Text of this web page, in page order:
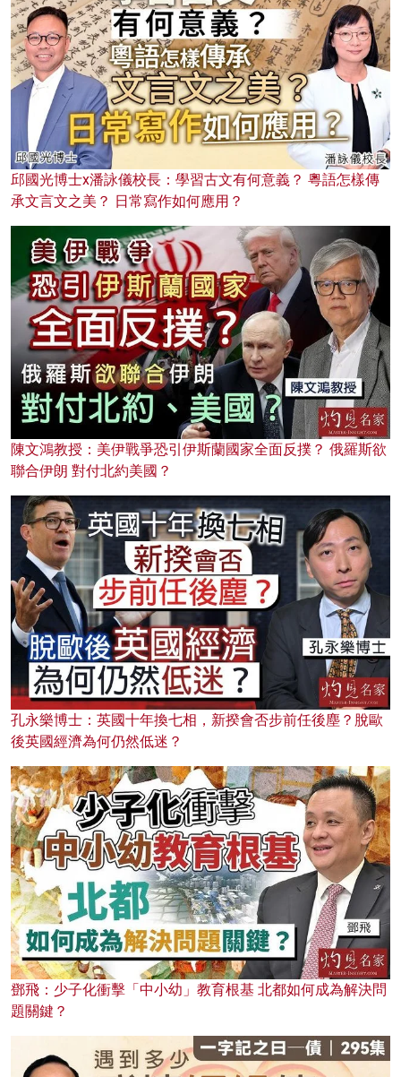
邱國光博士x潘詠儀校長：學習古文有何意義？ 粵語怎樣傳
承文言文之美？ 日常寫作如何應用？
陳文鴻教授：美伊戰爭恐引伊斯蘭國家全面反撲？ 俄羅斯欲
聯合伊朗 對付北約美國？
孔永樂博士：英國十年換七相，新揆會否步前任後塵？脫歐
後英國經濟為何仍然低迷？
鄧飛：少子化衝擊「中小幼」教育根基 北都如何成為解決問
題關鍵？